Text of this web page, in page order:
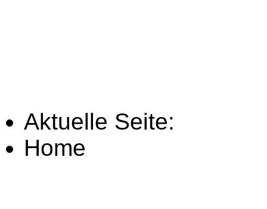
Aktuelle Seite:
Home